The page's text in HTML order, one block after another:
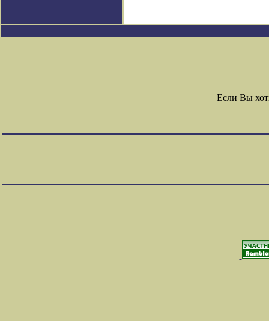
Если Вы